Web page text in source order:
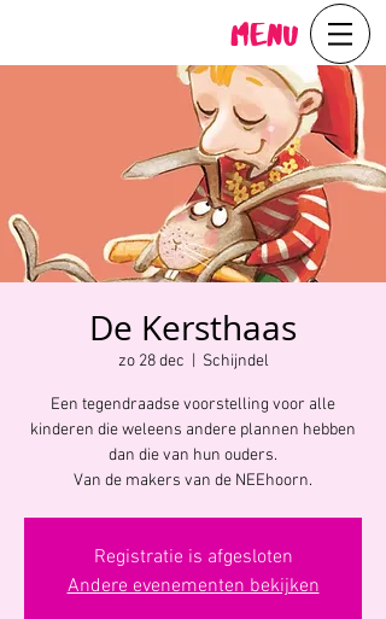
Menu
De Kersthaas
zo 28 dec Schijndel
Een tegendraadse voorstelling voor alle
kinderen die weleens andere plannen hebben
dan die van hun ouders.
Van de makers van de NEEhoorn.
Registratie is afgesloten
Andere evenementen bekijken